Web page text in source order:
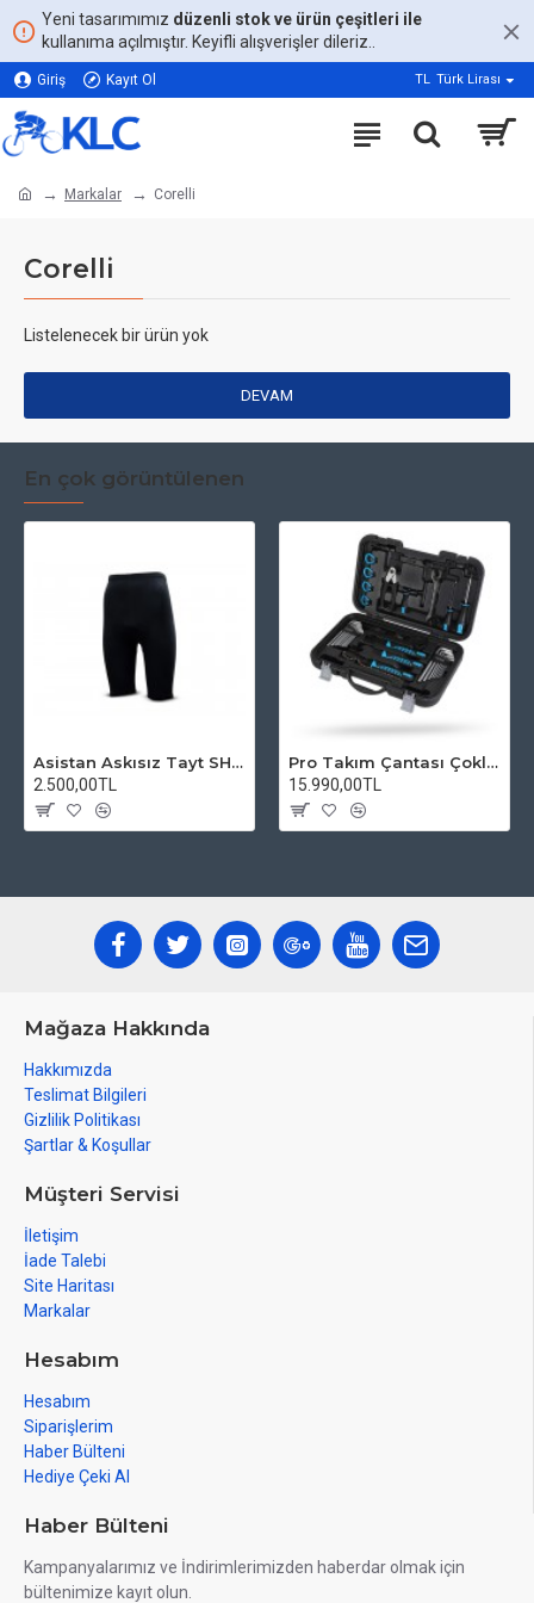
Yeni tasarımımız düzenli stok ve ürün çeşitleri ile
kullanıma açılmıştır. Keyifli alışverişler dileriz..
Giriş Kayıt Ol TL Türk Lirası
Markalar Corelli
Corelli
Listelenecek bir ürün yok
DEVAM
En çok görüntülenen
Asistan Askısız Tayt SH20 Pedli Siyah
2.500,00TL
Pro Takım Çantası Çoklu Tamir Seti
15.990,00TL
Mağaza Hakkında
Hakkımızda
Teslimat Bilgileri
Gizlilik Politikası
Şartlar & Koşullar
Müşteri Servisi
İletişim
İade Talebi
Site Haritası
Markalar
Hesabım
Hesabım
Siparişlerim
Haber Bülteni
Hediye Çeki Al
Haber Bülteni
Kampanyalarımız ve İndirimlerimizden haberdar olmak için
bültenimize kayıt olun.